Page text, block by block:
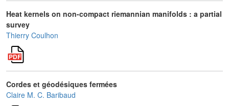
Heat kernels on non-compact riemannian manifolds : a partial
survey
Thierry Coulhon
Cordes et géodésiques fermées
Claire M. C. Baribaud